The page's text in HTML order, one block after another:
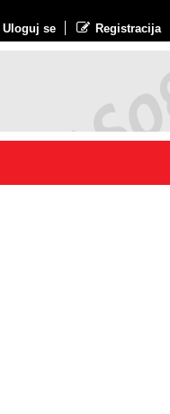
Uloguj se
Registracija